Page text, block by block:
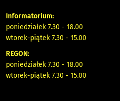
Informatorium:
poniedziałek 7.30 - 18.00
wtorek-piątek 7.30 - 15.00
REGON:
poniedziałek 7.30 - 18.00
wtorek-piątek 7.30 - 15.00